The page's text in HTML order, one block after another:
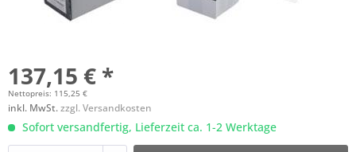
137,15 € *
Nettopreis: 115,25 €
inkl. MwSt.zzgl. Versandkosten
Sofort versandfertig, Lieferzeit ca. 1-2 Werktage